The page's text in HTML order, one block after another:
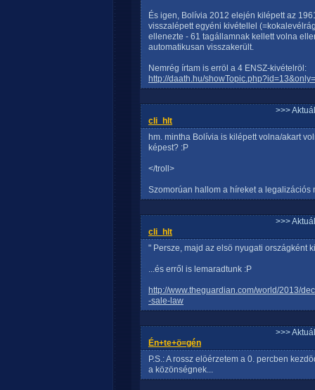
És igen, Bolívia 2012 elején kilépett az
visszalépett egyéni kivétellel
ellenezte - 61 tagállamnak kellett volna
automatikusan visszakerült.
Nemrég írtam is erröl a 4 ENSZ-kivételröl:
http://daath.hu/
>>>
cli_hlt
hm. mintha Bolívia is kilépett volna/akart
képest? :P
</troll>
Szomorúan hallom a híreket a
>>>
cli_hlt
" Persze, majd az elsö nyugati országként
...és erről is lemaradtunk :P
http://www.theguardian.com/world/2013/
-sale-law
>>>
Én+te+ö=gén
P.S.: A rossz elöérzetem a 0. percben
a közönségnek...